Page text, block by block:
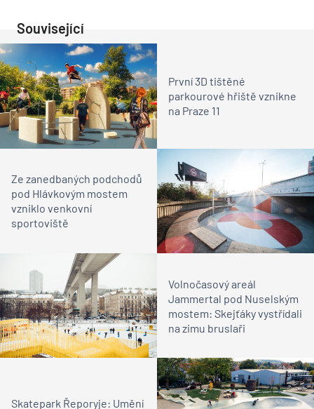
Související
První 3D tištěné
parkourové hřiště vznikne
na Praze 11
Ze zanedbaných podchodů
pod Hlávkovým mostem
vzniklo venkovní
sportoviště
Volnočasový areál
Jammertal pod Nuselským
mostem: Skejťáky vystřídali
na zimu bruslaři
Skatepark Řeporyje: Umění